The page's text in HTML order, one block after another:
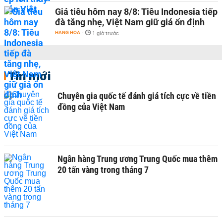
Giá tiêu hôm nay 8/8: Tiêu Indonesia tiếp
đà tăng nhẹ, Việt Nam giữ giá ổn định
HÀNG HÓA - 1 giờ trước
Tin mới
Chuyên gia quốc tế đánh giá tích cực về tiền
đồng của Việt Nam
Ngân hàng Trung ương Trung Quốc mua thêm
20 tấn vàng trong tháng 7